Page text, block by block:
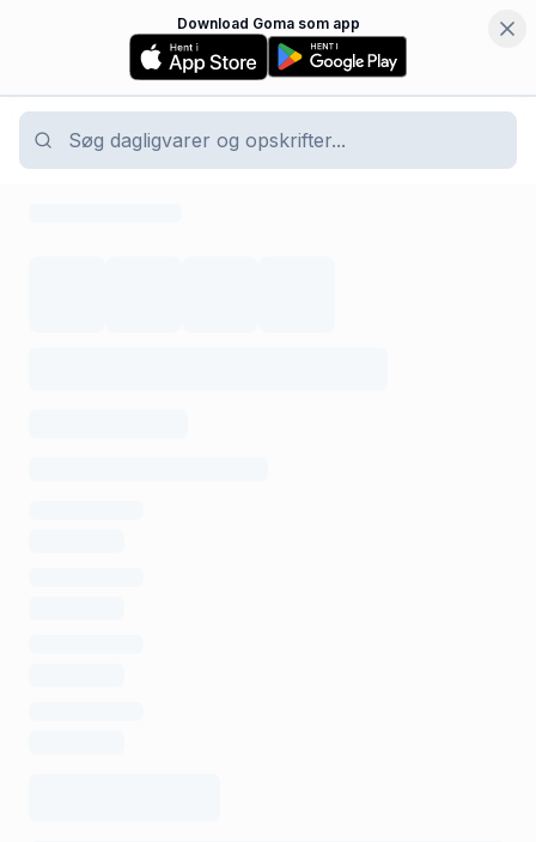
Download Goma som app